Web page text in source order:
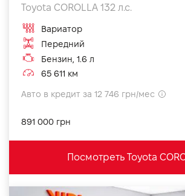
Toyota COROLLA 132 л.с.
Вариатор
Передний
Бензин, 1.6 л
65 611 км
Авто в кредит за 12 746 грн/мес
891 000 грн
Посмотреть Toyota